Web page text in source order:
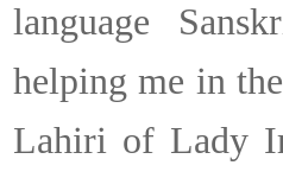
language
helping me in
Lahiri of Lady